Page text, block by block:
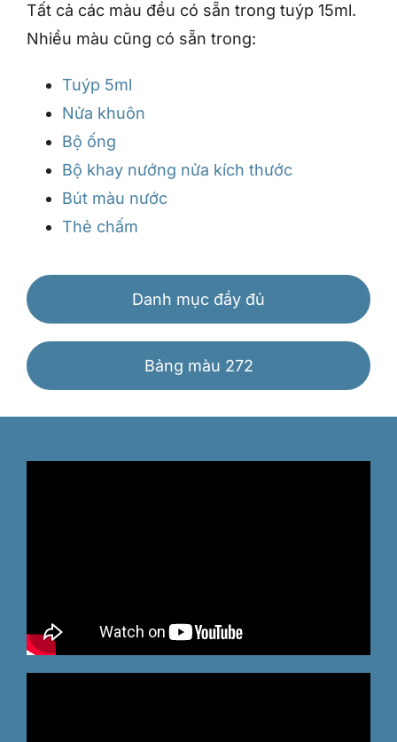
Tất cả các màu đều có sẵn trong tuýp 15ml.
Nhiều màu cũng có sẵn trong:
Tuýp 5ml
Nửa khuôn
Bộ ống
Bộ khay nướng nửa kích thước
Bút màu nước
Thẻ chấm
Danh mục đầy đủ
Bảng màu 272